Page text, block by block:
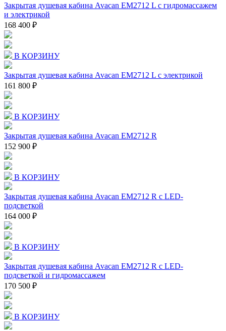
Закрытая душевая кабина Avacan EM2712 L с гидромассажем
и электрикой
168 400 ₽
В КОРЗИНУ
Закрытая душевая кабина Avacan EM2712 L с электрикой
161 800 ₽
В КОРЗИНУ
Закрытая душевая кабина Avacan EM2712 R
152 900 ₽
В КОРЗИНУ
Закрытая душевая кабина Avacan EM2712 R с LED-
подсветкой
164 000 ₽
В КОРЗИНУ
Закрытая душевая кабина Avacan EM2712 R с LED-
подсветкой и гидромассажем
170 500 ₽
В КОРЗИНУ